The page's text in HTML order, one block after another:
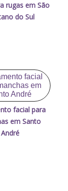
rugas em São
do Sul
facial para
em Santo
André